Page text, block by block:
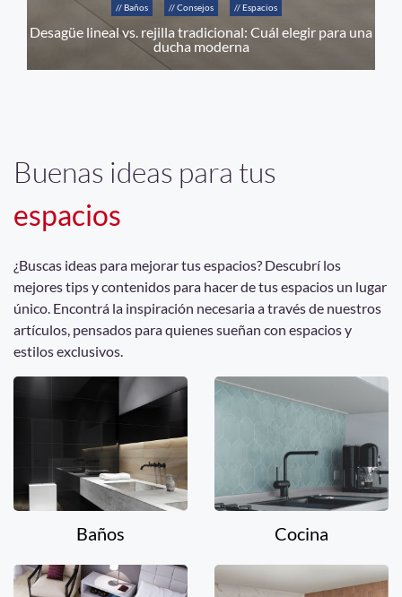
// Baños // Consejos // Espacios
Desagüe lineal vs. rejilla tradicional: Cuál elegir para una
ducha moderna
Buenas ideas para tus
espacios
¿Buscas ideas para mejorar tus espacios? Descubrí los
mejores tips y contenidos para hacer de tus espacios un lugar
único. Encontrá la inspiración necesaria a través de nuestros
artículos, pensados para quienes sueñan con espacios y
estilos exclusivos.
Baños Cocina